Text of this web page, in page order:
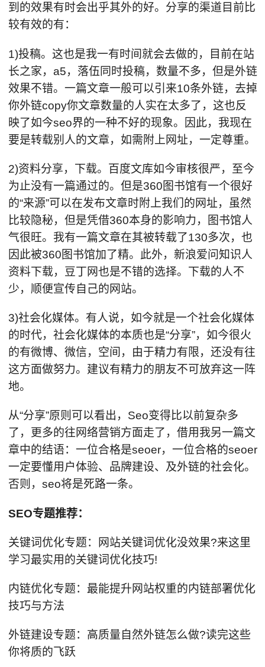
到的效果有时会出乎其外的好。分享的渠道目前比
较有效的有：
1)投稿。这也是我一有时间就会去做的，目前在站
长之家，a5，落伍同时投稿，数量不多，但是外链
效果不错。一篇文章一般可以引来10条外链，去掉
你外链copy你文章数量的人实在太多了，这也反
映了如今seo界的一种不好的现象。因此，我现在
要是转载别人的文章，如需附上网址，一定尊重。
2)资料分享，下载。百度文库如今审核很严，至今
为止没有一篇通过的。但是360图书馆有一个很好
的“来源”可以在发布文章时附上我们的网址，虽然
比较隐秘，但是凭借360本身的影响力，图书馆人
气很旺。我有一篇文章在其被转载了130多次，也
因此被360图书馆加了精。此外，新浪爱问知识人
资料下载，豆丁网也是不错的选择。下载的人不
少，顺便宣传自己的网站。
3)社会化媒体。有人说，如今就是一个社会化媒体
的时代，社会化媒体的本质也是“分享”，如今很火
的有微博、微信，空间，由于精力有限，还没有往
这方面做努力。建议有精力的朋友不可放弃这一阵
地。
从“分享”原则可以看出，Seo变得比以前复杂多
了，更多的往网络营销方面走了，借用我另一篇文
章中的结语：一位合格是seoer，一位合格的seoer
一定要懂用户体验、品牌建设、及外链的社会化。
否则，seo将是死路一条。
SEO专题推荐：
关键词优化专题：网站关键词优化没效果?来这里
学习最实用的关键词优化技巧!
内链优化专题：最能提升网站权重的内链部署优化
技巧与方法
外链建设专题：高质量自然外链怎么做?读完这些
你将质的飞跃